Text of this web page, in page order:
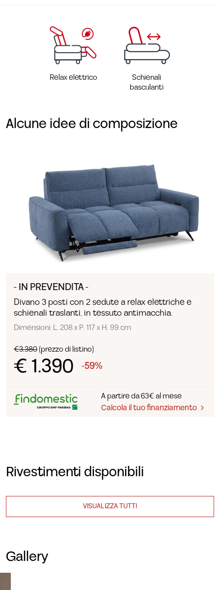
Relax elettrico
Schienali
basculanti
Alcune idee di composizione
- IN PREVENDITA -
Divano 3 posti con 2 sedute a relax elettriche e
schienali traslanti, in tessuto antimacchia.
Dimensioni: L. 208 x P. 117 x H. 99 cm
€3.380(prezzo di listino)
€ 1.390 -59%
A partire da 63€ al mese
Calcola il tuo finanziamento
Rivestimenti disponibili
VISUALIZZA TUTTI
Gallery